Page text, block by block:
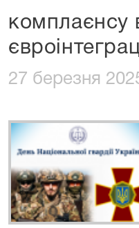
комплаєнсу
27 березня